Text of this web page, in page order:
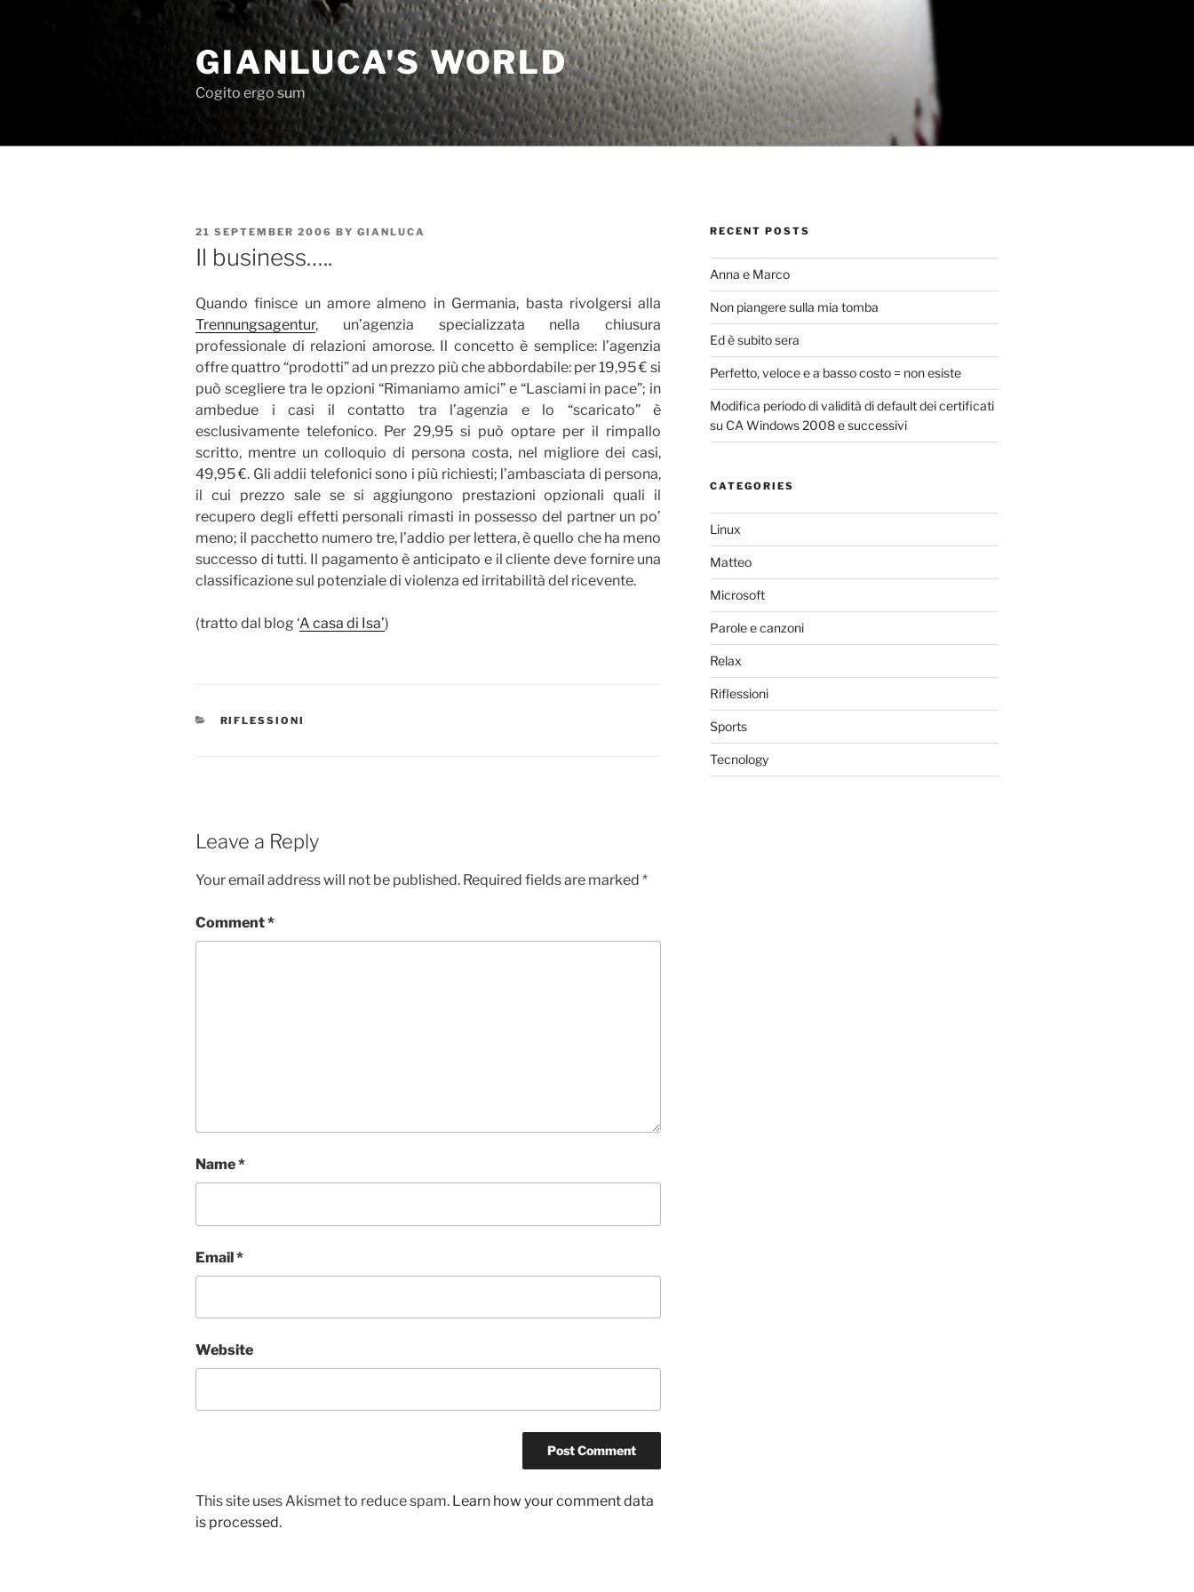
GIANLUCA'S WORLD
Cogito ergo sum
POSTED
ON
21 SEPTEMBER 2006 BY GIANLUCA
Il business…..
Quando finisce un amore almeno in Germania, basta rivolgersi alla
Trennungsagentur, un’agenzia specializzata nella chiusura
professionale di relazioni amorose. Il concetto è semplice: l’agenzia
offre quattro “prodotti” ad un prezzo più che abbordabile: per 19,95 € si
può scegliere tra le opzioni “Rimaniamo amici” e “Lasciami in pace”; in
ambedue i casi il contatto tra l’agenzia e lo “scaricato” è
esclusivamente telefonico. Per 29,95 si può optare per il rimpallo
scritto, mentre un colloquio di persona costa, nel migliore dei casi,
49,95 €. Gli addii telefonici sono i più richiesti; l’ambasciata di persona,
il cui prezzo sale se si aggiungono prestazioni opzionali quali il
recupero degli effetti personali rimasti in possesso del partner un po’
meno; il pacchetto numero tre, l’addio per lettera, è quello che ha meno
successo di tutti. Il pagamento è anticipato e il cliente deve fornire una
classificazione sul potenziale di violenza ed irritabilità del ricevente.
(tratto dal blog ‘A casa di Isa’)
CATEGORIES
RIFLESSIONI
Leave a Reply
Your email address will not be published. Required fields are marked *
Comment*
Name*
Email*
Website
This site uses Akismet to reduce spam. Learn how your comment data
is processed.
RECENT POSTS
Anna e Marco
Non piangere sulla mia tomba
Ed è subito sera
Perfetto, veloce e a basso costo = non esiste
Modifica periodo di validità di default dei certificati
su CA Windows 2008 e successivi
CATEGORIES
Linux
Matteo
Microsoft
Parole e canzoni
Relax
Riflessioni
Sports
Tecnology